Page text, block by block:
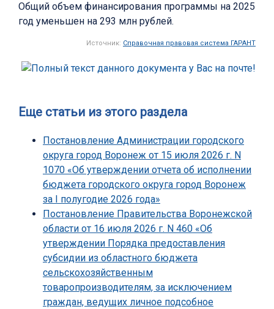
Общий объем финансирования программы на 2025
год уменьшен на 293 млн рублей.
Источник: Справочная правовая система ГАРАНТ
Еще статьи из этого раздела
Постановление Администрации городского
округа город Воронеж от 15 июля 2026 г. N
1070 «Об утверждении отчета об исполнении
бюджета городского округа город Воронеж
за I полугодие 2026 года»
Постановление Правительства Воронежской
области от 16 июля 2026 г. N 460 «Об
утверждении Порядка предоставления
субсидии из областного бюджета
сельскохозяйственным
товаропроизводителям, за исключением
граждан, ведущих личное подсобное